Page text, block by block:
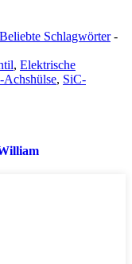
Beliebte Schlagwörter-
, Elektrische
Achshülse, SiC-